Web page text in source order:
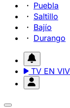
Puebla
Saltillo
Bajío
Durango
TV EN